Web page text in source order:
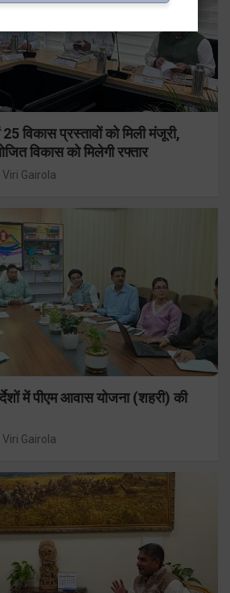
विकास प्रस्तावों को मिली मंजूरी,
विकास को मिलेगी रफ्तार
Viri Gairola
में पीएम आवास योजना (शहरी) की
Viri Gairola